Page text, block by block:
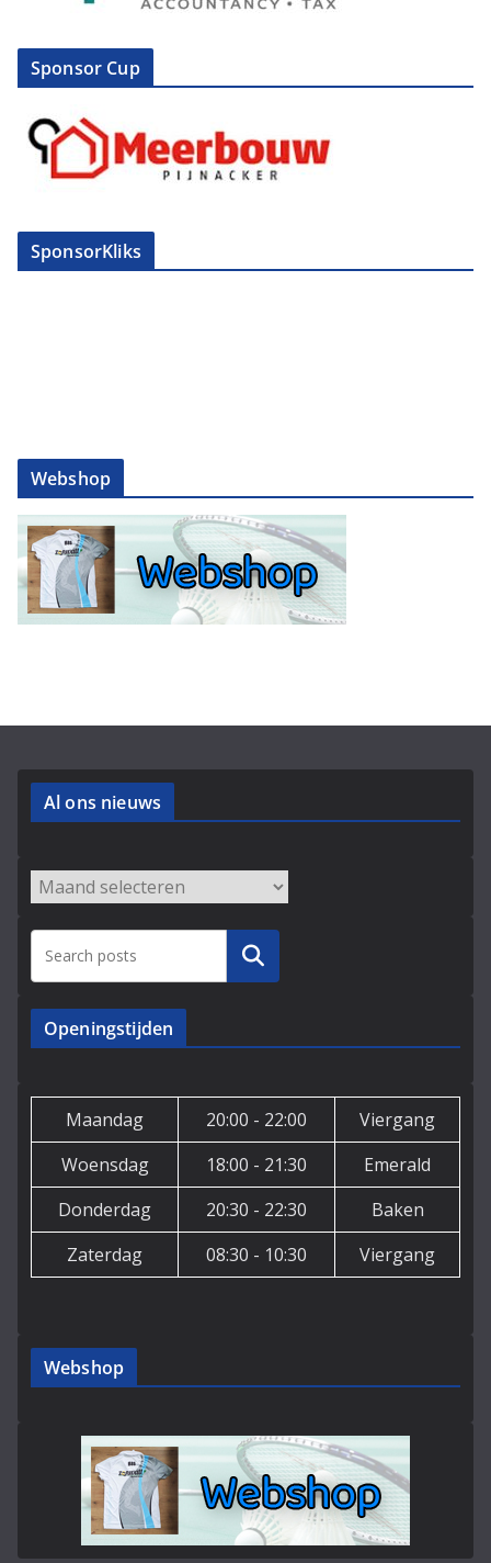
Sponsor Cup
SponsorKliks
Webshop
Al ons nieuws
Archieven
Zoeken
Openingstijden
Maandag 20:00 - 22:00
Viergang
Woensdag
18:00 - 21:30
Emerald
Donderdag
20:30 - 22:30
Baken
Zaterdag
08:30 - 10:30 Viergang
Webshop